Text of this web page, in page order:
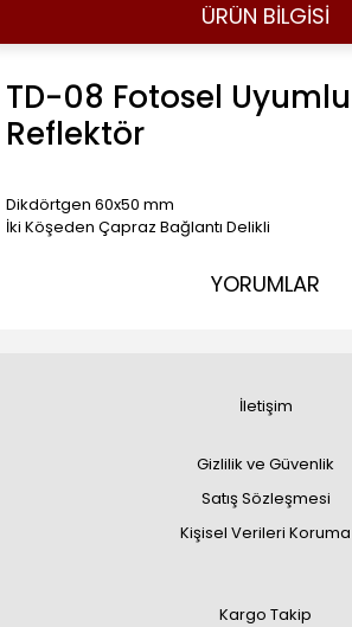
ÜRÜN BİLGİSİ
TD-08 Fotosel
Reflektör
Dikdörtgen 60x50 mm
İki Köşeden Çapraz Bağlantı Delikli
YORUMLAR
İletişim
Gizlilik ve Güvenlik
Satış Sözleşmesi
Kişisel Verileri Koruma
Kargo Takip